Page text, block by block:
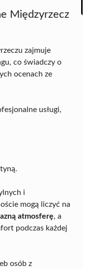
Międzyrzecz
zajmuje
co świadczy o
ocenach ze
usługi,
i
mogą liczyć na
atmosferę, a
podczas każdej
osób z